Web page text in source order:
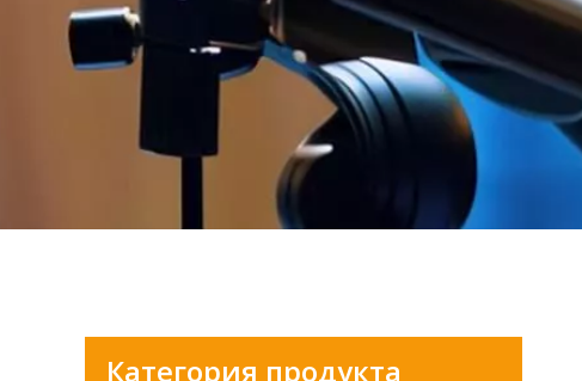
Категория продукта